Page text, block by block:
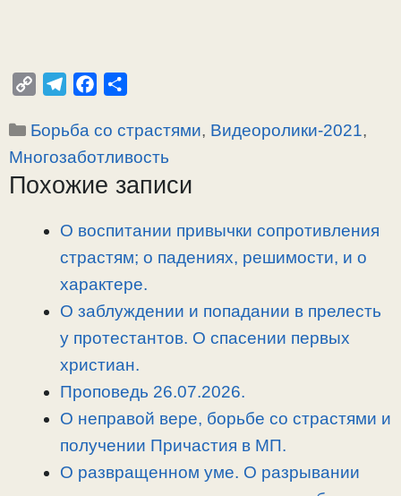
p
y
L
l
e
g
a
c
e
b
п
р
а
Рубрики
Борьба со страстями, Видеоролики-2021,
Многозаботливость
Похожие записи
О воспитании привычки сопротивления
страстям; о падениях, решимости, и о
характере.
О заблуждении и попадании в прелесть
у протестантов. О спасении первых
христиан.
Проповедь 26.07.2026.
О неправой вере, борьбе со страстями и
получении Причастия в МП.
О развращенном уме. О разрывании